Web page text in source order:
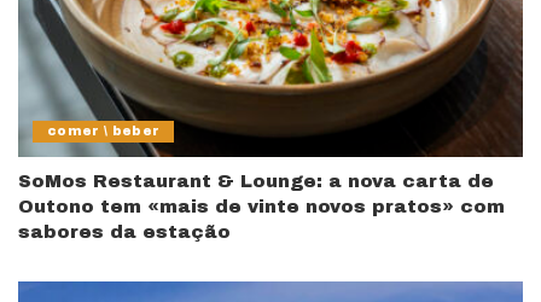
comer \ beber
SoMos Restaurant & Lounge: a nova carta de
Outono tem «mais de vinte novos pratos» com
sabores da estação